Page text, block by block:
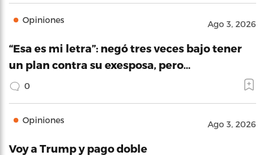
Opiniones Ago 3, 2026
“Esa es mi letra”: negó tres veces bajo tener
un plan contra su exesposa, pero…
0
Opiniones Ago 3, 2026
Voy a Trump y pago doble